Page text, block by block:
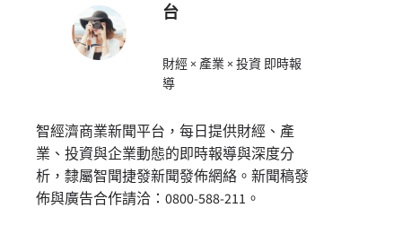
台
財經 × 產業 × 投資 即時報
導
智經濟商業新聞平台，每日提供財經、產
業、投資與企業動態的即時報導與深度分
析，隸屬智聞捷發新聞發佈網絡。新聞稿發
佈與廣告合作請洽：0800-588-211。